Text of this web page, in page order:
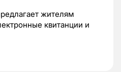
жителям
квитанции и